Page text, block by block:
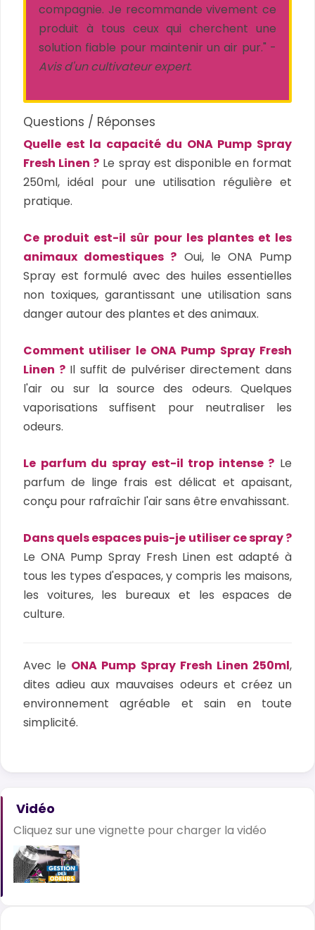
compagnie. Je recommande vivement ce
produit à tous ceux qui cherchent une
solution fiable pour maintenir un air pur." -
Avis d'un cultivateur expert.
Questions / Réponses
Quelle est la capacité du ONA Pump Spray
Fresh Linen ? Le spray est disponible en format
250ml, idéal pour une utilisation régulière et
pratique.
Ce produit est-il sûr pour les plantes et les
animaux domestiques ? Oui, le ONA Pump
Spray est formulé avec des huiles essentielles
non toxiques, garantissant une utilisation sans
danger autour des plantes et des animaux.
Comment utiliser le ONA Pump Spray Fresh
Linen ?Il suffit de pulvériser directement dans
l'air ou sur la source des odeurs. Quelques
vaporisations suffisent pour neutraliser les
odeurs.
Le parfum du spray est-il trop intense ? Le
parfum de linge frais est délicat et apaisant,
conçu pour rafraîchir l'air sans être envahissant.
Dans quels espaces puis-je utiliser ce spray ?
Le ONA Pump Spray Fresh Linen est adapté à
tous les types d'espaces, y compris les maisons,
les voitures, les bureaux et les espaces de
culture.
Avec le ONA Pump Spray Fresh Linen 250ml,
dites adieu aux mauvaises odeurs et créez un
environnement agréable et sain en toute
simplicité.
Vidéo
Cliquez sur une vignette pour charger la vidéo